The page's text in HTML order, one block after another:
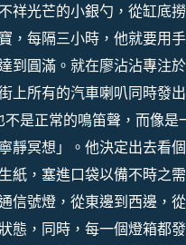
祥光芒的小銀勺，從缸底
，每隔三小時，他就要用
圓滿。就在廖沾沾專注
上所有的汽車喇叭同時發
正常的鳴笛聲，而像是
靜冥想」。他決定出去看
紙，塞進口袋以備不時之
信號燈，從東邊到西邊，
態，同時，每一個燈箱都